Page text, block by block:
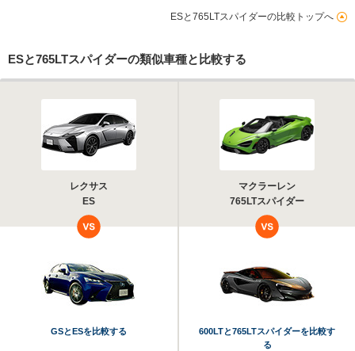
ESと765LTスパイダーの比較トップへ
ESと765LTスパイダーの類似車種と比較する
レクサス
ES
マクラーレン
765LTスパイダー
GSとESを比較する
600LTと765LTスパイダーを比較す
る